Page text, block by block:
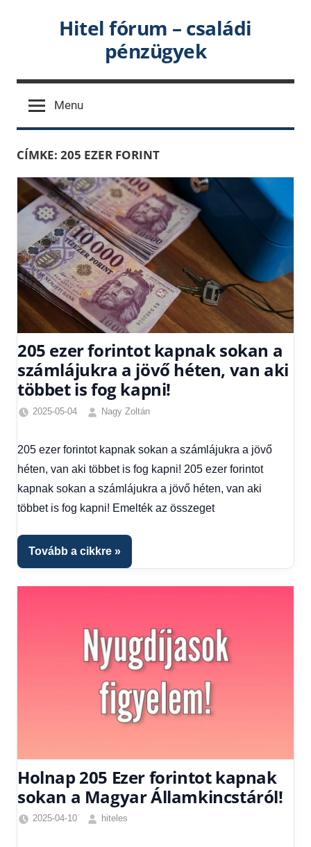
Hitel fórum – családi
pénzügyek
Menu
CÍMKE: 205 EZER FORINT
205 ezer forintot kapnak sokan a
számlájukra a jövő héten, van aki
többet is fog kapni!
2025-05-04
Nagy Zoltán
Gazdaság,
Hírek,
Hírek
205 ezer forintot kapnak sokan a számlájukra a jövő
héten, van aki többet is fog kapni! 205 ezer forintot
kapnak sokan a számlájukra a jövő héten, van aki
többet is fog kapni! Emelték az összeget
Tovább a cikkre
Holnap 205 Ezer forintot kapnak
sokan a Magyar Államkincstáról!
2025-04-10
hiteles